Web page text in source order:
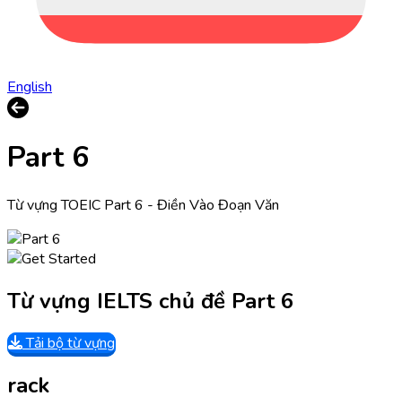
English
Part 6
Từ vựng TOEIC Part 6 - Điền Vào Đoạn Văn
Từ vựng IELTS chủ đề Part 6
Tải bộ từ vựng
rack